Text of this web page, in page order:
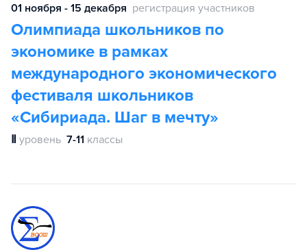
01 ноября - 15 декабря регистрация участников
Олимпиада школьников по
экономике в рамках
международного экономического
фестиваля школьников
«Сибириада. Шаг в мечту»
Ⅱ уровень 7-11 классы